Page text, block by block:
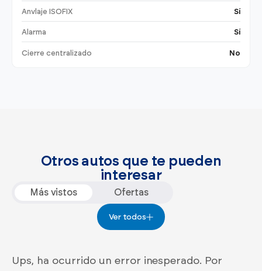
Anvlaje ISOFIX Sí
Alarma Sí
Cierre centralizado No
Otros autos que te pueden
interesar
Más vistos Ofertas
Ver todos
Ups, ha ocurrido un error inesperado. Por